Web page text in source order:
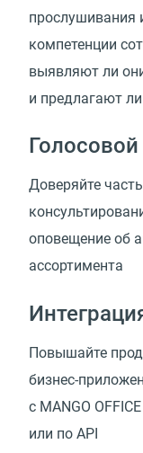
прослушивания
компетенции
выявляют ли
и предлагают
Доверяйте
оповещение об
ассортимента
Повышайте
бизнес-
с MANGO
или по API